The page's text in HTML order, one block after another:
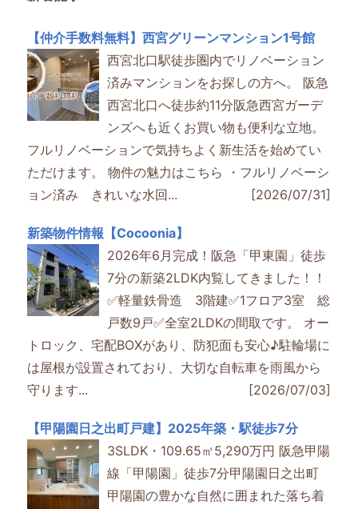
【仲介手数料無料】西宮グリーンマンション1号館
西宮北口駅徒歩圏内でリノベーション
済みマンションをお探しの方へ。 阪急
西宮北口へ徒歩約11分阪急西宮ガーデ
ンズへも近くお買い物も便利な立地。
フルリノベーションで気持ちよく新生活を始めてい
ただけます。 物件の魅力はこちら ・フルリノベーシ
ョン済み きれいな水回...
[2026/07/31]
新築物件情報【Cocoonia】
2026年6月完成！阪急「甲東園」徒歩
7分の新築2LDK内覧してきました！！
✅軽量鉄骨造 3階建✅1フロア3室 総
戸数9戸✅全室2LDKの間取です。 オー
トロック、宅配BOXがあり、防犯面も安心♪駐輪場に
は屋根が設置されており、大切な自転車を雨風から
守ります...
[2026/07/03]
【甲陽園日之出町戸建】2025年築・駅徒歩7分
3SLDK・109.65㎡5,290万円 阪急甲陽
線「甲陽園」徒歩7分甲陽園日之出町
甲陽園の豊かな自然に囲まれた落ち着